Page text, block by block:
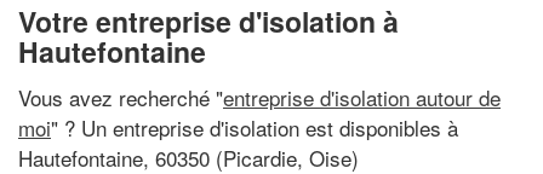
Votre entreprise d'isolation à
Hautefontaine
Vous avez recherché "entreprise d'isolation autour de
moi" ? Un entreprise d'isolation est disponibles à
Hautefontaine, 60350 (Picardie, Oise)